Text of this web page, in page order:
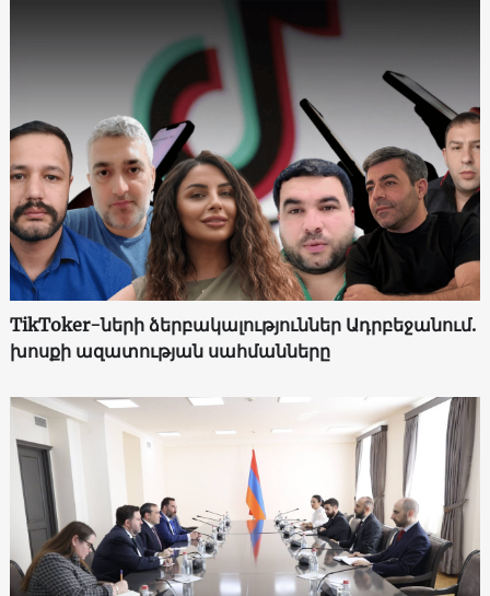
TikToker-ների ձերբակալություններ Ադրբեջանում.
խոսքի ազատության սահմանները